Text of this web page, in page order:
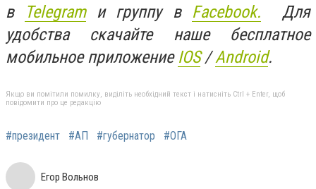
в
Telegramи группу в Facebook. Для
удобства скачайте наше бесплатное
мобильное приложение IOS/Android.
Якщо ви помітили помилку, виділіть необхідний текст і натисніть Ctrl + Enter, щоб
повідомити про це редакцію
#президент #АП #губернатор #ОГА
Егор Вольнов